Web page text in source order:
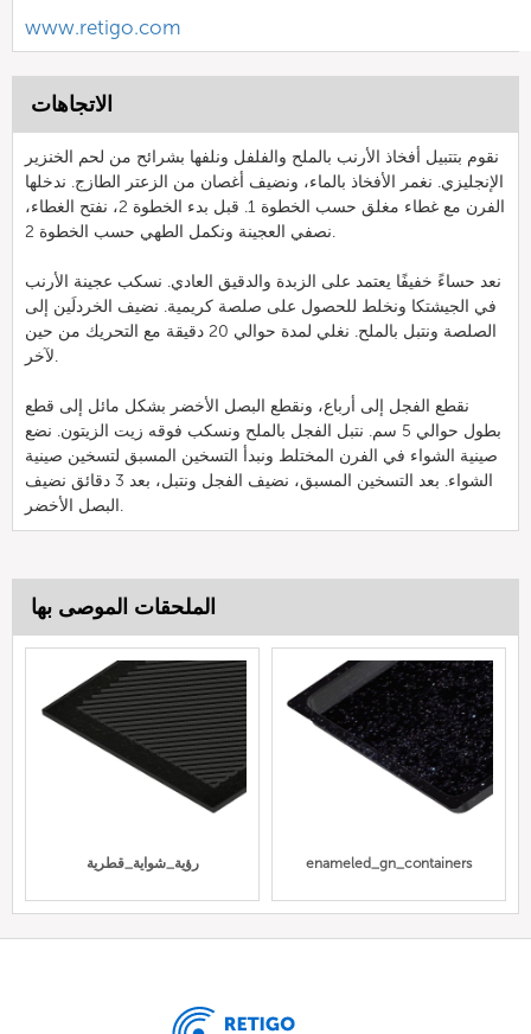
www.retigo.com
الاتجاهات
نقوم بتتبيل أفخاذ الأرنب بالملح والفلفل ونلفها بشرائح من لحم الخنزير
الإنجليزي. نغمر الأفخاذ بالماء، ونضيف أغصان من الزعتر الطازج. ندخلها
الفرن مع غطاء مغلق حسب الخطوة 1. قبل بدء الخطوة 2، نفتح الغطاء،
نصفي العجينة ونكمل الطهي حسب الخطوة 2.
نعد حساءً خفيفًا يعتمد على الزبدة والدقيق العادي. نسكب عجينة الأرنب
في الجيشتكا ونخلط للحصول على صلصة كريمية. نضيف الخردلَين إلى
الصلصة ونتبل بالملح. نغلي لمدة حوالي 20 دقيقة مع التحريك من حين
لآخر.
نقطع الفجل إلى أرباع، ونقطع البصل الأخضر بشكل مائل إلى قطع
بطول حوالي 5 سم. نتبل الفجل بالملح ونسكب فوقه زيت الزيتون. نضع
صينية الشواء في الفرن المختلط ونبدأ التسخين المسبق لتسخين صينية
الشواء. بعد التسخين المسبق، نضيف الفجل ونتبل، بعد 3 دقائق نضيف
البصل الأخضر.
الملحقات الموصى بها
رؤية_شواية_قطرية enameled_gn_containers